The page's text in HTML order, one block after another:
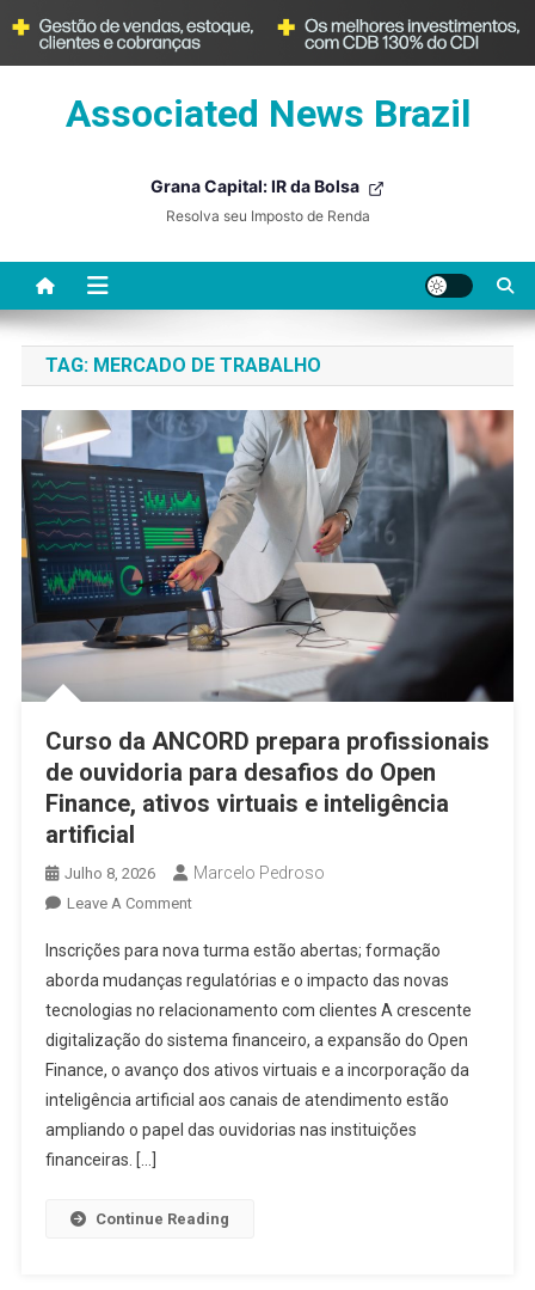
Associated News Brazil
Grana Capital: IR da Bolsa
Resolva seu Imposto de Renda
TAG: MERCADO DE TRABALHO
Curso da ANCORD prepara profissionais
de ouvidoria para desafios do Open
Finance, ativos virtuais e inteligência
artificial
Julho 8, 2026 Marcelo Pedroso
Leave A CommentOn
Da
ANCORD
Prepara
Profissionais
De
Ouvidoria
Para
Finance,
Inscrições para nova turma estão abertas; formação
aborda mudanças regulatórias e o impacto das novas
tecnologias no relacionamento com clientes A crescente
digitalização do sistema financeiro, a expansão do Open
Finance, o avanço dos ativos virtuais e a incorporação da
inteligência artificial aos canais de atendimento estão
ampliando o papel das ouvidorias nas instituições
financeiras. […]
Continue Reading